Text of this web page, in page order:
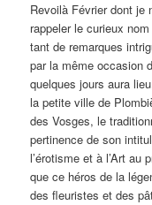
Revoilà Février dont je
rappeler le curieux
tant de remarques
par la même occasion
quelques jours aura
la petite ville de
des Vosges, le
pertinence de son
l’érotisme et à l’Art au
que ce héros de la
des fleuristes et des